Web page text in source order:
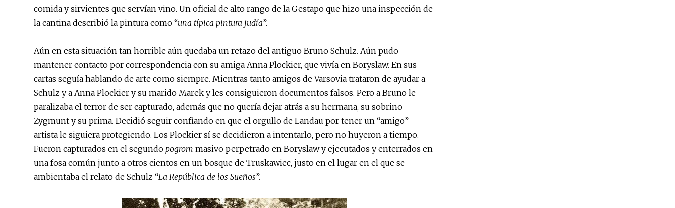
comida y sirvientes que servían vino. Un oficial de alto rango de la Gestapo que hizo una inspección de
la cantina describió la pintura como “una típica pintura judía”.
Aún en esta situación tan horrible aún quedaba un retazo del antiguo Bruno Schulz. Aún pudo
mantener contacto por correspondencia con su amiga Anna Plockier, que vivía en Boryslaw. En sus
cartas seguía hablando de arte como siempre. Mientras tanto amigos de Varsovia trataron de ayudar a
Schulz y a Anna Plockier y su marido Marek y les consiguieron documentos falsos. Pero a Bruno le
paralizaba el terror de ser capturado, además que no quería dejar atrás a su hermana, su sobrino
Zygmunt y su prima. Decidió seguir confiando en que el orgullo de Landau por tener un “amigo”
artista le siguiera protegiendo. Los Plockier sí se decidieron a intentarlo, pero no huyeron a tiempo.
Fueron capturados en el segundo pogrom masivo perpetrado en Boryslaw y ejecutados y enterrados en
una fosa común junto a otros cientos en un bosque de Truskawiec, justo en el lugar en el que se
ambientaba el relato de Schulz “La República de los Sueños”.